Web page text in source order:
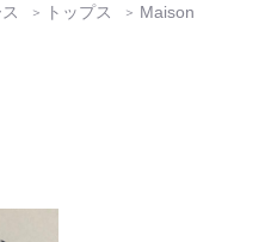
トップス
Maison